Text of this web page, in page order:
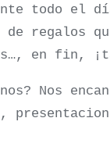
todo el
de
en fin,
Nos